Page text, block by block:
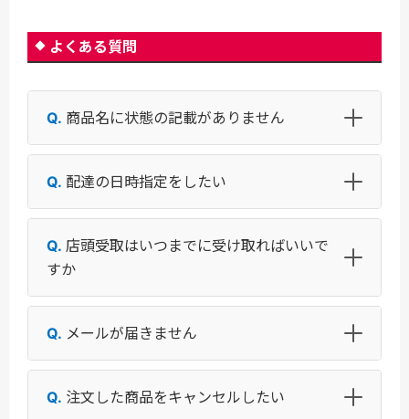
よくある質問
商品名に状態の記載がありません
配達の日時指定をしたい
店頭受取はいつまでに受け取ればいいで
すか
メールが届きません
注文した商品をキャンセルしたい